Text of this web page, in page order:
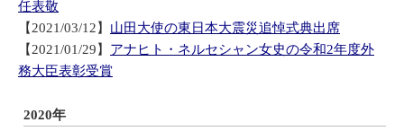
任表敬
【2021/03/12】 山田大使の東日本大震災追悼式典出席
【2021/01/29】 アナヒト・ネルセシャン女史の令和2年度外
務大臣表彰受賞
2020年